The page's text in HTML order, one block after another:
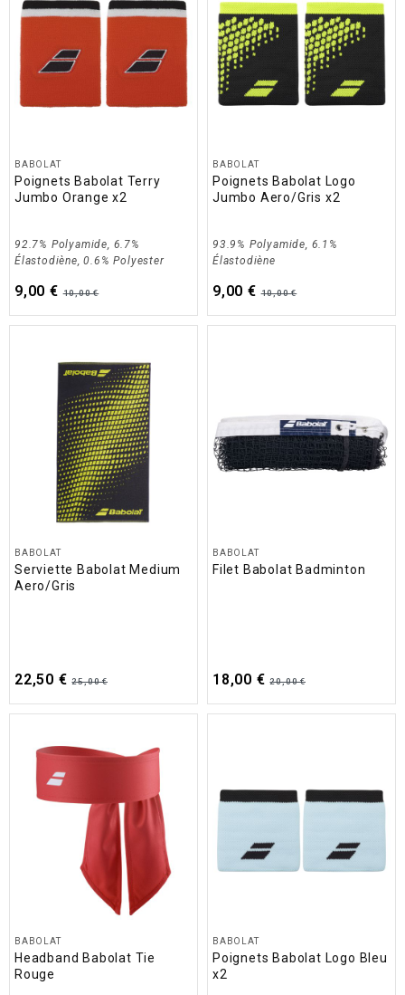
BABOLAT
Poignets Babolat Terry
Jumbo Orange x2
92.7% Polyamide, 6.7%
Élastodiène, 0.6% Polyester
9,00 € 10,00 €
BABOLAT
Poignets Babolat Logo
Jumbo Aero/Gris x2
93.9% Polyamide, 6.1%
Élastodiène
9,00 € 10,00 €
BABOLAT
Serviette Babolat Medium
Aero/Gris
22,50 € 25,00 €
BABOLAT
Filet Babolat Badminton
18,00 € 20,00 €
BABOLAT
Headband Babolat Tie
Rouge
BABOLAT
Poignets Babolat Logo Bleu
x2